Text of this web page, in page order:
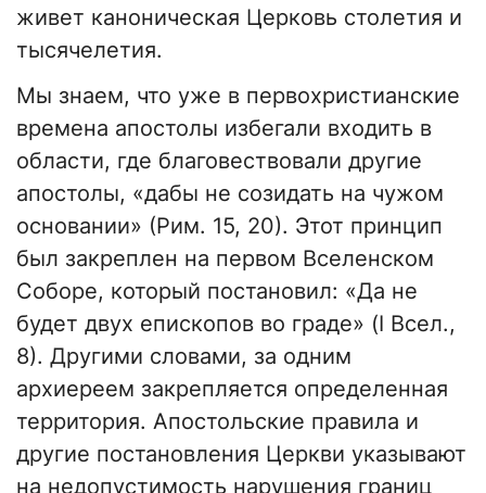
живет каноническая Церковь столетия и
тысячелетия.
Мы знаем, что уже в первохристианские
времена апостолы избегали входить в
области, где благовествовали другие
апостолы, «дабы не созидать на чужом
основании» (Рим. 15, 20). Этот принцип
был закреплен на первом Вселенском
Соборе, который постановил: «Да не
будет двух епископов во граде» (I Всел.,
8). Другими словами, за одним
архиереем закрепляется определенная
территория. Апостольские правила и
другие постановления Церкви указывают
на недопустимость нарушения границ